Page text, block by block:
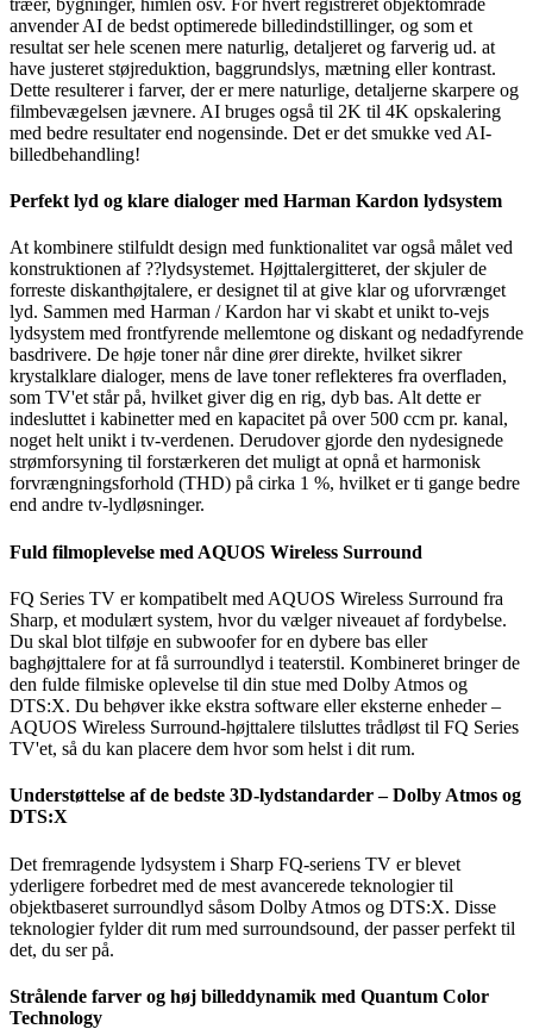
træer, bygninger, himlen osv. For hvert registreret objektområde
anvender AI de bedst optimerede billedindstillinger, og som et
resultat ser hele scenen mere naturlig, detaljeret og farverig ud. at
have justeret støjreduktion, baggrundslys, mætning eller kontrast.
Dette resulterer i farver, der er mere naturlige, detaljerne skarpere og
filmbevægelsen jævnere. AI bruges også til 2K til 4K opskalering
med bedre resultater end nogensinde. Det er det smukke ved AI-
billedbehandling!
Perfekt lyd og klare dialoger med Harman Kardon lydsystem
At kombinere stilfuldt design med funktionalitet var også målet ved
konstruktionen af ??lydsystemet. Højttalergitteret, der skjuler de
forreste diskanthøjtalere, er designet til at give klar og uforvrænget
lyd. Sammen med Harman / Kardon har vi skabt et unikt to-vejs
lydsystem med frontfyrende mellemtone og diskant og nedadfyrende
basdrivere. De høje toner når dine ører direkte, hvilket sikrer
krystalklare dialoger, mens de lave toner reflekteres fra overfladen,
som TV'et står på, hvilket giver dig en rig, dyb bas. Alt dette er
indesluttet i kabinetter med en kapacitet på over 500 ccm pr. kanal,
noget helt unikt i tv-verdenen. Derudover gjorde den nydesignede
strømforsyning til forstærkeren det muligt at opnå et harmonisk
forvrængningsforhold (THD) på cirka 1 %, hvilket er ti gange bedre
end andre tv-lydløsninger.
Fuld filmoplevelse med AQUOS Wireless Surround
FQ Series TV er kompatibelt med AQUOS Wireless Surround fra
Sharp, et modulært system, hvor du vælger niveauet af fordybelse.
Du skal blot tilføje en subwoofer for en dybere bas eller
baghøjttalere for at få surroundlyd i teaterstil. Kombineret bringer de
den fulde filmiske oplevelse til din stue med Dolby Atmos og
DTS:X. Du behøver ikke ekstra software eller eksterne enheder –
AQUOS Wireless Surround-højttalere tilsluttes trådløst til FQ Series
TV'et, så du kan placere dem hvor som helst i dit rum.
Understøttelse af de bedste 3D-lydstandarder – Dolby Atmos og
DTS:X
Det fremragende lydsystem i Sharp FQ-seriens TV er blevet
yderligere forbedret med de mest avancerede teknologier til
objektbaseret surroundlyd såsom Dolby Atmos og DTS:X. Disse
teknologier fylder dit rum med surroundsound, der passer perfekt til
det, du ser på.
Strålende farver og høj billeddynamik med Quantum Color
Technology